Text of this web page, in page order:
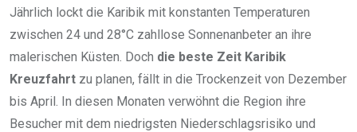
Jährlich lockt die Karibik mit konstanten Temperaturen
zwischen 24 und 28°C zahllose Sonnenanbeter an ihre
malerischen Küsten. Doch die beste Zeit Karibik
Kreuzfahrt zu planen, fällt in die Trockenzeit von Dezember
bis April. In diesen Monaten verwöhnt die Region ihre
Besucher mit dem niedrigsten Niederschlagsrisiko und